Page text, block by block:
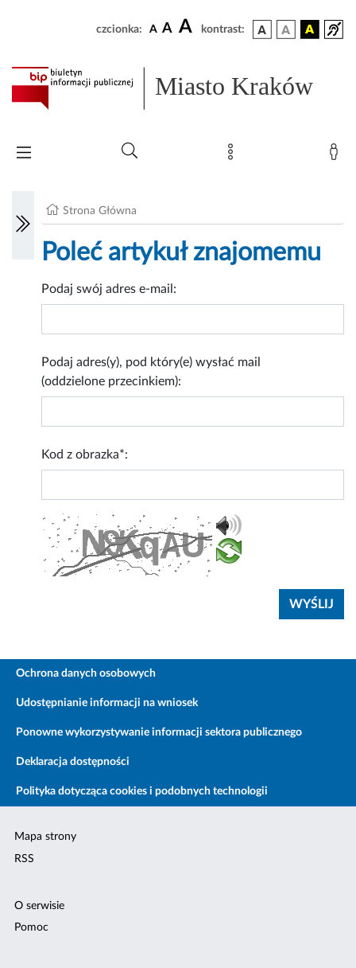
czcionka: A A A kontrast:
Miasto Kraków
Strona Główna
Poleć artykuł znajomemu
Podaj swój adres e-mail:
Podaj adres(y), pod który(e) wysłać mail
(oddzielone przecinkiem):
Kod z obrazka*:
Ochrona danych osobowych
Udostępnianie informacji na wniosek
Ponowne wykorzystywanie informacji sektora publicznego
Deklaracja dostępności
Polityka dotycząca cookies i podobnych technologii
Mapa strony
RSS
O serwisie
Pomoc